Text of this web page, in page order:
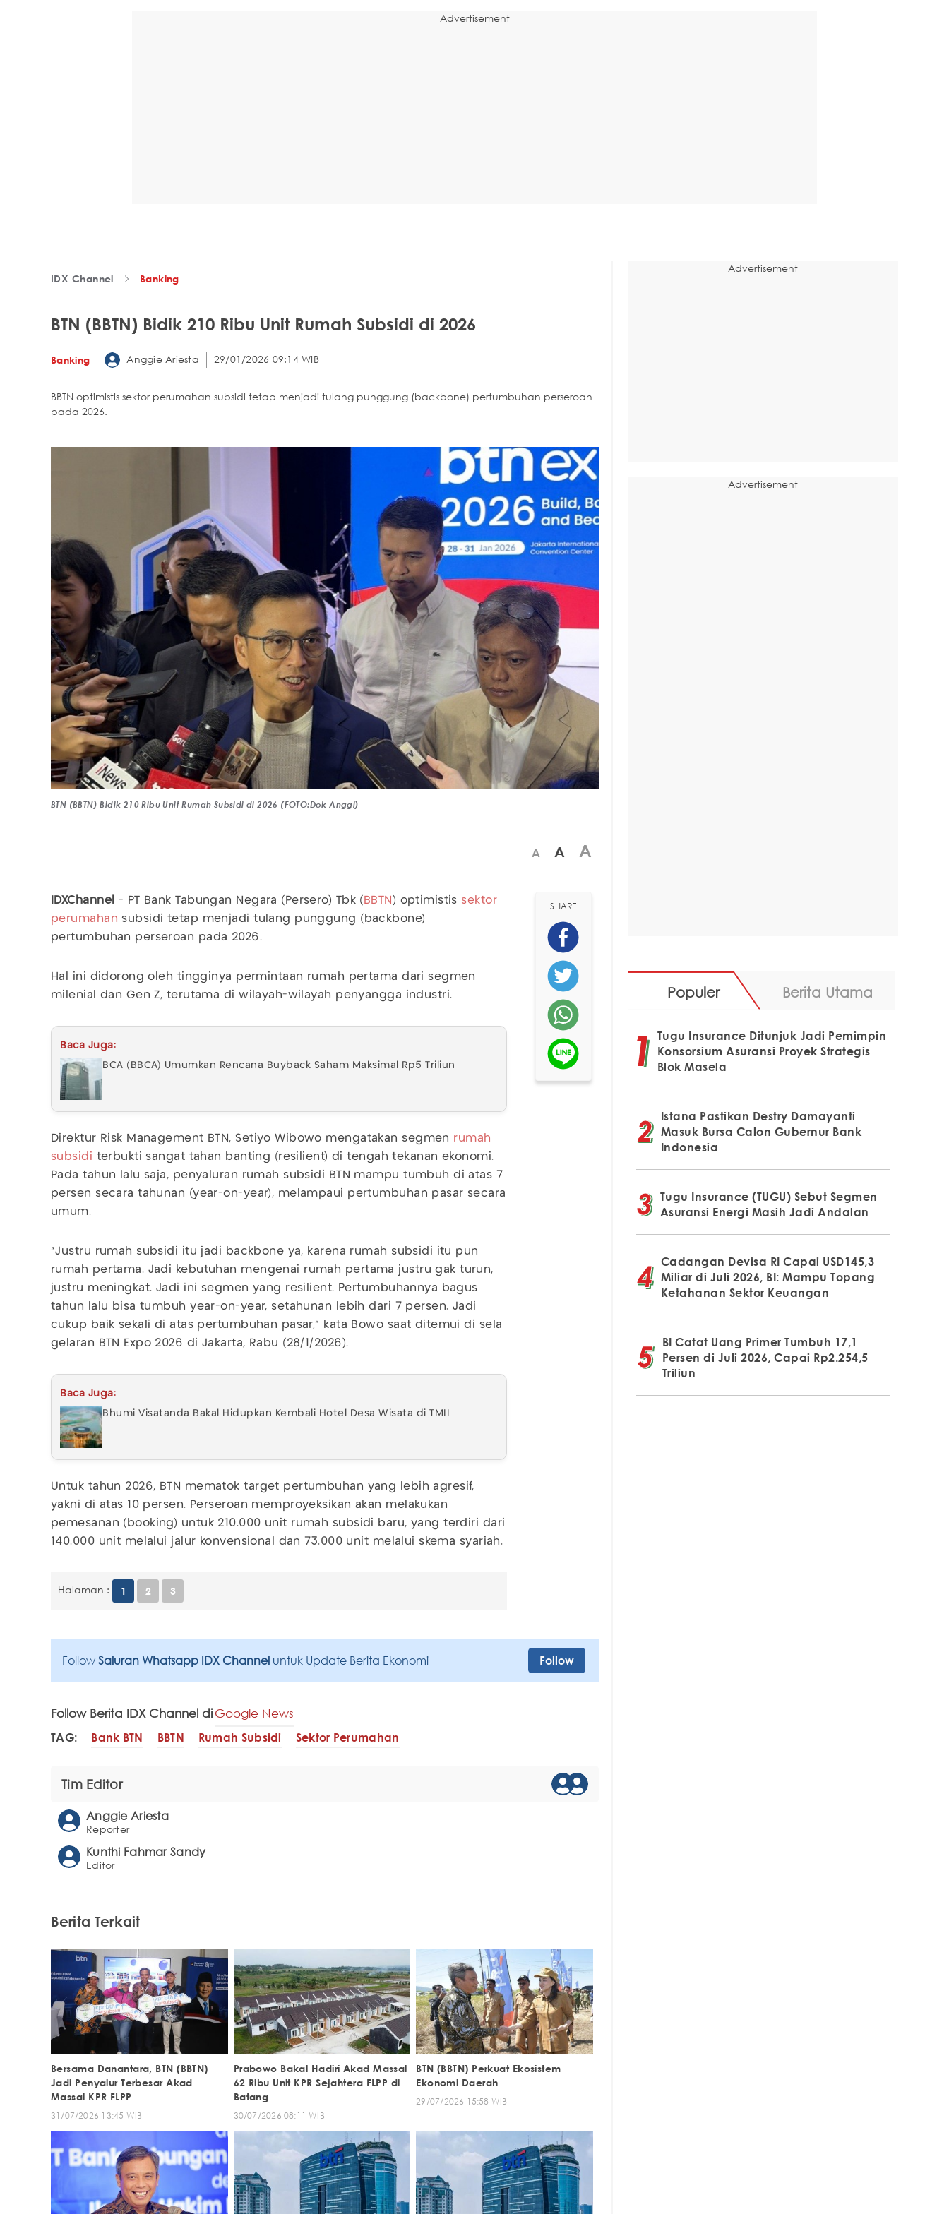
Advertisement
IDX Channel Banking
BTN (BBTN) Bidik 210 Ribu Unit Rumah Subsidi di 2026
Banking Anggie Ariesta 29/01/2026 09:14 WIB
BBTN optimistis sektor perumahan subsidi tetap menjadi tulang punggung (backbone) pertumbuhan perseroan
pada 2026.
BTN (BBTN) Bidik 210 Ribu Unit Rumah Subsidi di 2026 (FOTO:Dok Anggi)
A A A
IDXChannel - PT Bank Tabungan Negara (Persero) Tbk ( BBTN ) optimistis sektor
perumahan subsidi tetap menjadi tulang punggung (backbone)
pertumbuhan perseroan pada 2026.
Hal ini didorong oleh tingginya permintaan rumah pertama dari segmen
milenial dan Gen Z, terutama di wilayah-wilayah penyangga industri.
Baca Juga:
BCA (BBCA) Umumkan Rencana Buyback Saham Maksimal Rp5 Triliun
Direktur Risk Management BTN, Setiyo Wibowo mengatakan segmen rumah
subsidi terbukti sangat tahan banting (resilient) di tengah tekanan ekonomi.
Pada tahun lalu saja, penyaluran rumah subsidi BTN mampu tumbuh di atas 7
persen secara tahunan (year-on-year), melampaui pertumbuhan pasar secara
umum.
"Justru rumah subsidi itu jadi backbone ya, karena rumah subsidi itu pun
rumah pertama. Jadi kebutuhan mengenai rumah pertama justru gak turun,
justru meningkat. Jadi ini segmen yang resilient. Pertumbuhannya bagus
tahun lalu bisa tumbuh year-on-year, setahunan lebih dari 7 persen. Jadi
cukup baik sekali di atas pertumbuhan pasar," kata Bowo saat ditemui di sela
gelaran BTN Expo 2026 di Jakarta, Rabu (28/1/2026).
Baca Juga:
Bhumi Visatanda Bakal Hidupkan Kembali Hotel Desa Wisata di TMII
Untuk tahun 2026, BTN mematok target pertumbuhan yang lebih agresif,
yakni di atas 10 persen. Perseroan memproyeksikan akan melakukan
pemesanan (booking) untuk 210.000 unit rumah subsidi baru, yang terdiri dari
140.000 unit melalui jalur konvensional dan 73.000 unit melalui skema syariah.
Halaman : 1 2 3
SHARE
Follow Saluran Whatsapp IDX Channel untuk Update Berita Ekonomi Follow
Follow Berita IDX Channel diGoogle News
TAG: Bank BTN BBTN Rumah Subsidi Sektor Perumahan
Tim Editor
Anggie Ariesta
Reporter
Kunthi Fahmar Sandy
Editor
Berita Terkait
Bersama Danantara, BTN (BBTN)
Jadi Penyalur Terbesar Akad
Massal KPR FLPP
31/07/2026 13:45 WIB
Prabowo Bakal Hadiri Akad Massal
62 Ribu Unit KPR Sejahtera FLPP di
Batang
30/07/2026 08:11 WIB
BTN (BBTN) Perkuat Ekosistem
Ekonomi Daerah
29/07/2026 15:58 WIB
Advertisement
Advertisement
Populer Berita Utama
Tugu Insurance Ditunjuk Jadi Pemimpin
Konsorsium Asuransi Proyek Strategis
Blok Masela
Istana Pastikan Destry Damayanti
Masuk Bursa Calon Gubernur Bank
Indonesia
Tugu Insurance (TUGU) Sebut Segmen
Asuransi Energi Masih Jadi Andalan
Cadangan Devisa RI Capai USD145,3
Miliar di Juli 2026, BI: Mampu Topang
Ketahanan Sektor Keuangan
BI Catat Uang Primer Tumbuh 17,1
Persen di Juli 2026, Capai Rp2.254,5
Triliun